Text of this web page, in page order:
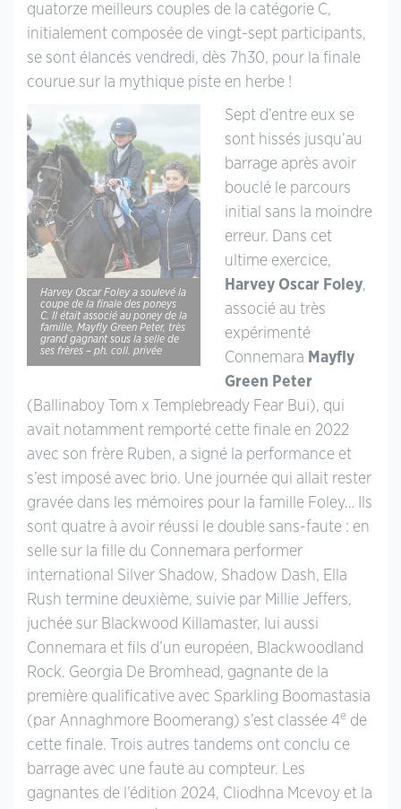
quatorze meilleurs couples de la catégorie C,
initialement composée de vingt-sept participants,
se sont élancés vendredi, dès 7h30, pour la finale
courue sur la mythique piste en herbe !
Harvey Oscar Foley a soulevé la
coupe de la finale des poneys
C. Il était associé au poney de la
famille, Mayfly Green Peter, très
grand gagnant sous la selle de
ses frères – ph. coll. privée
Sept d’entre eux se
sont hissés jusqu’au
barrage après avoir
bouclé le parcours
initial sans la moindre
erreur. Dans cet
ultime exercice,
Harvey Oscar Foley,
associé au très
expérimenté
Connemara Mayfly
Green Peter
(Ballinaboy Tom x Templebready Fear Bui), qui
avait notamment remporté cette finale en 2022
avec son frère Ruben, a signé la performance et
s’est imposé avec brio. Une journée qui allait rester
gravée dans les mémoires pour la famille Foley… Ils
sont quatre à avoir réussi le double sans-faute : en
selle sur la fille du Connemara performer
international Silver Shadow, Shadow Dash, Ella
Rush termine deuxième, suivie par Millie Jeffers,
juchée sur Blackwood Killamaster, lui aussi
Connemara et fils d’un européen, Blackwoodland
Rock. Georgia De Bromhead, gagnante de la
première qualificative avec Sparkling Boomastasia
(par Annaghmore Boomerang) s’est classée 4e de
cette finale. Trois autres tandems ont conclu ce
barrage avec une faute au compteur. Les
gagnantes de l’édition 2024, Cliodhna Mcevoy et la